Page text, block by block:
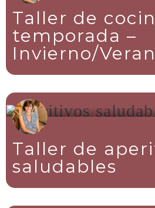
Taller de
temporada –
Invierno/
Taller de
saludables